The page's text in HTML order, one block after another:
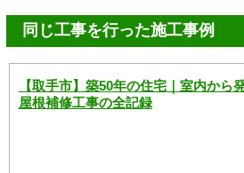
同じ工事を行った施工事例
【取手市】築50年の住宅｜室内から
屋根補修工事の全記録